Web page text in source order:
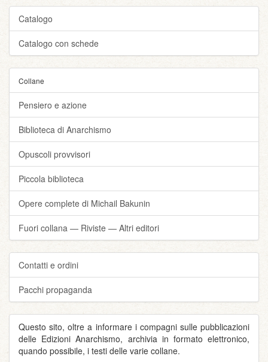
Catalogo
Catalogo con schede
Collane
Pensiero e azione
Biblioteca di Anarchismo
Opuscoli provvisori
Piccola biblioteca
Opere complete di Michail Bakunin
Fuori collana — Riviste — Altri editori
Contatti e ordini
Pacchi propaganda
Questo sito, oltre a informare i compagni sulle pubblicazioni
delle Edizioni Anarchismo, archivia in formato elettronico,
quando possibile, i testi delle varie collane.